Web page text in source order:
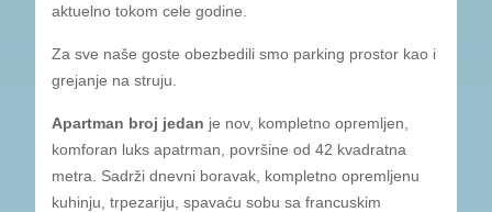
aktuelno tokom cele godine.
Za sve naše goste obezbedili smo parking prostor kao i
grejanje na struju.
Apartman broj jedan je nov, kompletno opremljen,
komforan luks apatrman, površine od 42 kvadratna
metra. Sadrži dnevni boravak, kompletno opremljenu
kuhinju, trpezariju, spavaću sobu sa francuskim